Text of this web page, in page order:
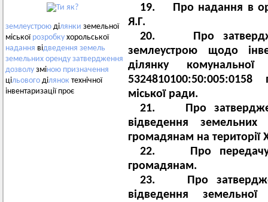
землеустрою ділянки земельної
міської розробку хорольської
надання відведення земель
земельних оренду затвердження
дозволу зміною призначення
цільового ділянок технічної
інвентаризації проє
19. Про надання в
Я.Г.
20. Про
землеустрою щодо
ділянку
міської ради.
21. Про
відведення
громадянам на території
22. Про передачу у
громадянам.
23. Про
відведення